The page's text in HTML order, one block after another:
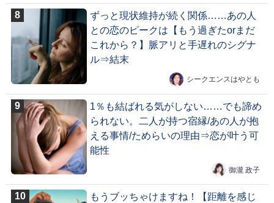
ずっと現状維持が続く関係……あの人
との恋のピークは【もう過ぎたorまだ
これから？】脈アリと手遅れのシグナ
ル⇒結末
シークエンスはやとも
1％も結ばれる気がしない……でも諦め
られない。二人が持つ宿縁/あの人が抱
える事情/ためらいの理由⇒恋が叶う可
能性
御瀧 政子
もうブッちゃけますね！【距離を感じ